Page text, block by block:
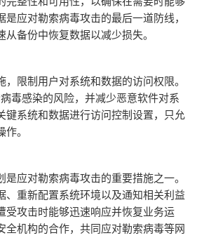
应对勒索病毒攻击的最后一道防线，
备份中恢复数据以减少损失。
限制用户对系统和数据的访问权限。
毒感染的风险，并减少恶意软件对系
键系统和数据进行访问控制设置，只允
。
应对勒索病毒攻击的重要措施之一。
、重新配置系统环境以及通知相关利益
受攻击时能够迅速响应并恢复业务运
全机构的合作，共同应对勒索病毒等网